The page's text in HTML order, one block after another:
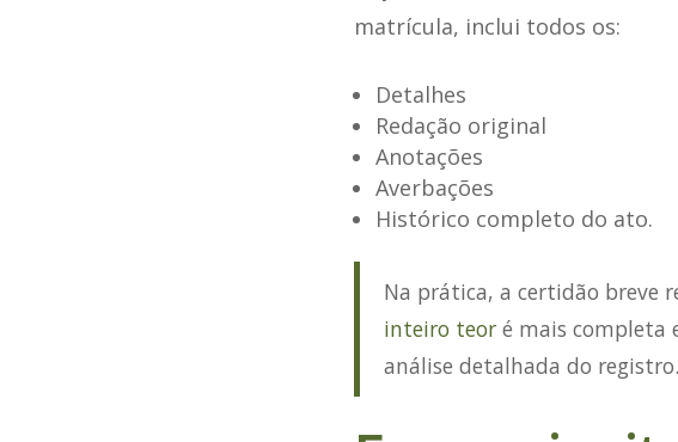
matrícula, inclui todos os:
Detalhes
Redação original
Anotações
Averbações
Histórico completo do ato.
Na prática, a certidão breve
inteiro teoré mais completa
análise detalhada do registro.